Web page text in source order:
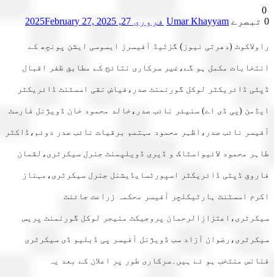
0
0 تبصرے
Umar Khayyam فروری 27, 2025 February 27, 2025
راولاکوٹ (دھرتی نیوز) گزٹیڈ آفیسرز ایسوسی ایشن پونچھ کے
انتخابات مکمل ہو گے،غیر سرکاری نتائج کے مطابق ظفر اقبال
ڈپٹی ڈائریکٹر لوکل گورنمنٹ صدر،فیاض نقی اسسٹنٹ ڈائریکٹر
ایڈمن (پی ڈی اے) سنیئر نائب صدر،خالد محمود خان ڈویژنل فارسٹ
آفیسر نائب صدر،اظہر محمود مہتمم برقیات نائب صدر دوئم،ڈاکٹر
طاہر محمود لائیواسٹاک و ڈیری ڈویلپمنٹ جنرل سیکرٹری،لقمان
فاروق ڈپٹی ڈائریکٹر اسپورٹسایڈیشنل جنرل سیکرٹری،مہناز
اکرم اسسٹنٹ ہارٹیکلچر آفیسر محکمہ زراعت جائنٹ
سیکرٹری،اعتزازالرحمان پروجیکٹ منیجر لوکل گورنمنٹ پریس
سیکرٹری،رضوان آزاد سب ڈویژنل آفیسر پی ڈبلیو ڈی سیکرٹری
فنانس منتخب ہو ئے ہیں۔سرکاری طور پر اعلان کے بعد یہ